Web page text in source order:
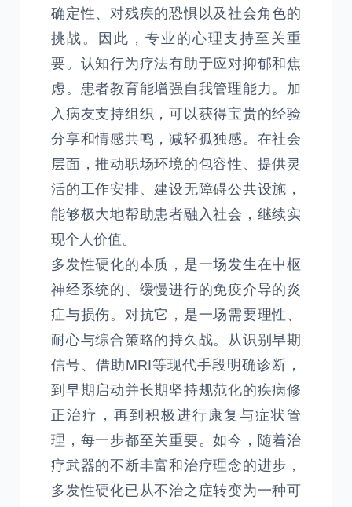
确定性、对残疾的恐惧以及社会角色的
挑战。因此，专业的心理支持至关重
要。认知行为疗法有助于应对抑郁和焦
虑。患者教育能增强自我管理能力。加
入病友支持组织，可以获得宝贵的经验
分享和情感共鸣，减轻孤独感。在社会
层面，推动职场环境的包容性、提供灵
活的工作安排、建设无障碍公共设施，
能够极大地帮助患者融入社会，继续实
现个人价值。
多发性硬化的本质，是一场发生在中枢
神经系统的、缓慢进行的免疫介导的炎
症与损伤。对抗它，是一场需要理性、
耐心与综合策略的持久战。从识别早期
信号、借助MRI等现代手段明确诊断，
到早期启动并长期坚持规范化的疾病修
正治疗，再到积极进行康复与症状管
理，每一步都至关重要。如今，随着治
疗武器的不断丰富和治疗理念的进步，
多发性硬化已从不治之症转变为一种可